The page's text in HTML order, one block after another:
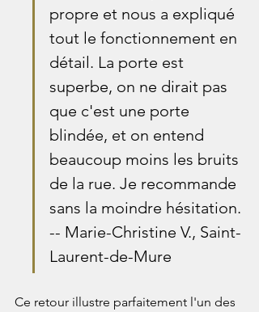
propre et nous a expliqué
tout le fonctionnement en
détail. La porte est
superbe, on ne dirait pas
que c'est une porte
blindée, et on entend
beaucoup moins les bruits
de la rue. Je recommande
sans la moindre hésitation.
-- Marie-Christine V., Saint-
Laurent-de-Mure
Ce retour illustre parfaitement l'un des